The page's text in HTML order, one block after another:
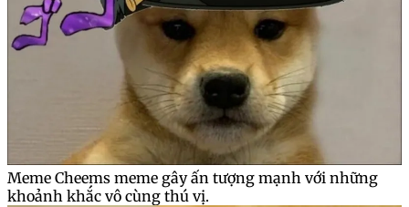
Meme Cheems meme gây ấn tượng mạnh với những
khoảnh khắc vô cùng thú vị.